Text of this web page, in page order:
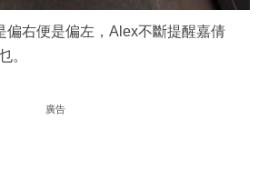
偏右便是偏左，Alex不斷提醒嘉倩
。
廣告